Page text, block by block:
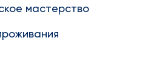
мастерство